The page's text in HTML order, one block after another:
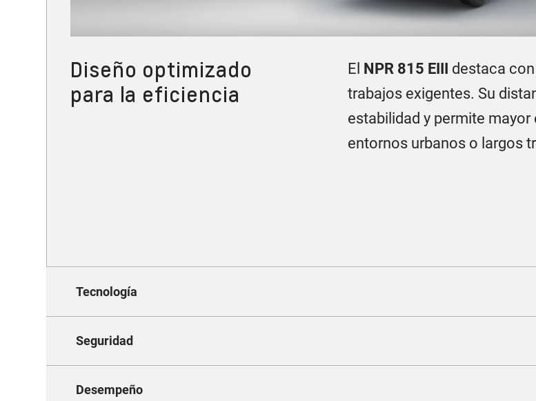
Diseño optimizado
para la eficiencia
El NPR 815 EIII destaca
trabajos exigentes. Su
estabilidad y permite
entornos urbanos o largos
Tecnología
TECNOLOGÍA
Seguridad
Desempeño